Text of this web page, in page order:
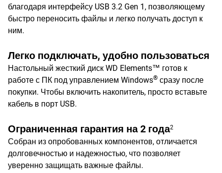
благодаря интерфейсу USB 3.2 Gen 1, позволяющему
быстро переносить файлы и легко получать доступ к
ним.
Легко подключать, удобно пользоваться
Настольный жесткий диск WD Elements™ готов к
работе с ПК под управлением Windows® сразу после
покупки. Чтобы включить накопитель, просто вставьте
кабель в порт USB.
Ограниченная гарантия на 2 года2
Собран из опробованных компонентов, отличается
долговечностью и надежностью, что позволяет
уверенно защищать важные файлы.